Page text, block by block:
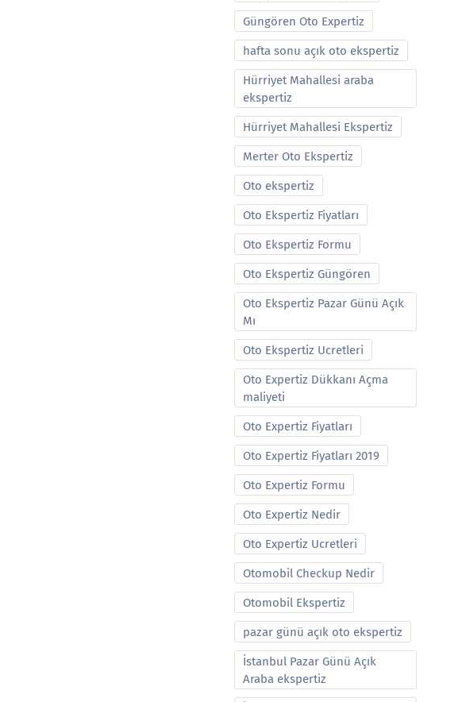
Güngören Oto Expertiz
hafta sonu açık oto ekspertiz
Hürriyet Mahallesi araba
ekspertiz
Hürriyet Mahallesi Ekspertiz
Merter Oto Ekspertiz
Oto ekspertiz
Oto Ekspertiz Fiyatları
Oto Ekspertiz Formu
Oto Ekspertiz Güngören
Oto Ekspertiz Pazar Günü Açık
Mı
Oto Ekspertiz Ucretleri
Oto Expertiz Dükkanı Açma
maliyeti
Oto Expertiz Fiyatları
Oto Expertiz Fiyatları 2019
Oto Expertiz Formu
Oto Expertiz Nedir
Oto Expertiz Ucretleri
Otomobil Checkup Nedir
Otomobil Ekspertiz
pazar günü açık oto ekspertiz
İstanbul Pazar Günü Açık
Araba ekspertiz